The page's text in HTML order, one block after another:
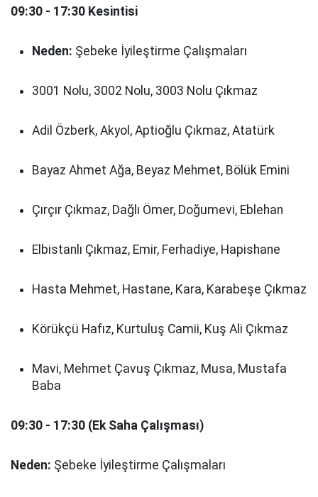
09:30 - 17:30 Kesintisi
Neden: Şebeke İyileştirme Çalışmaları
3001 Nolu, 3002 Nolu, 3003 Nolu Çıkmaz
Adil Özberk, Akyol, Aptioğlu Çıkmaz, Atatürk
Bayaz Ahmet Ağa, Beyaz Mehmet, Bölük Emini
Çırçır Çıkmaz, Dağlı Ömer, Doğumevi, Eblehan
Elbistanlı Çıkmaz, Emir, Ferhadiye, Hapishane
Hasta Mehmet, Hastane, Kara, Karabeşe Çıkmaz
Körükçü Hafız, Kurtuluş Camii, Kuş Ali Çıkmaz
Mavi, Mehmet Çavuş Çıkmaz, Musa, Mustafa
Baba
09:30 - 17:30 (Ek Saha Çalışması)
Neden: Şebeke İyileştirme Çalışmaları